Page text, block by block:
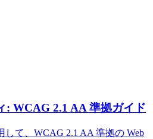
: WCAG 2.1 AA 準拠ガイド
て、WCAG 2.1 AA 準拠の Web